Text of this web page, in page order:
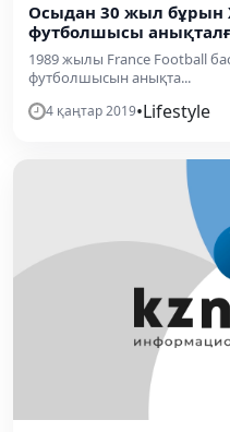
Осыдан 30 жыл бұрын
футболшысы
1989 жылы France Football
футболшысын анықта...
4 қаңтар 2019•Lifestyle